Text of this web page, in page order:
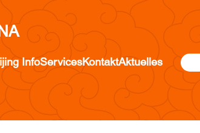
InfoServicesKontaktAktuelles